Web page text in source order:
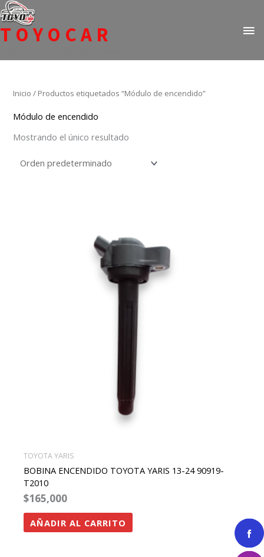
Ir
al
contenido
TOYOCAR
Inicio / Productos etiquetados “Módulo de encendido”
Módulo de encendido
Mostrando el único resultado
TOYOTA YARIS
BOBINA ENCENDIDO TOYOTA YARIS 13-24 90919-
T2010
$165,000
AÑADIR AL CARRITO